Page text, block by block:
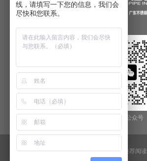
微信公众号
法律声明 推荐阅读
线，请填写一下您的信息，我们会
尽快和您联系。